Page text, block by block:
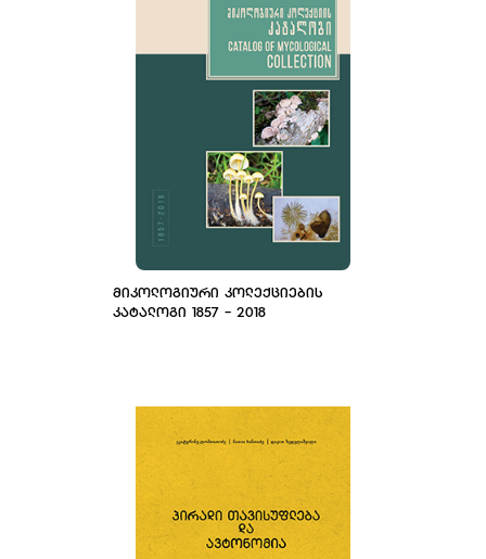
ᲛᲘᲙᲝᲚᲝᲒᲘᲣᲠᲘ ᲙᲝᲚᲔᲥᲪᲘᲔᲑᲘᲡ
ᲙᲐᲢᲐᲚᲝᲒᲘ 1857 - 2018